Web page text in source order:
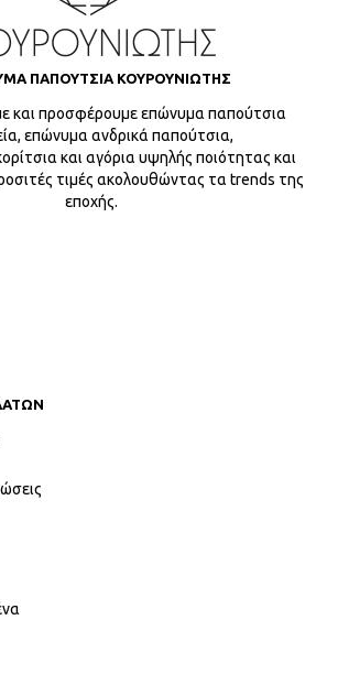
ΠΑΠΟΥΤΣΙΑ ΚΟΥΡΟΥΝΙΩΤΗΣ
και προσφέρουμε επώνυμα παπούτσια
επώνυμα ανδρικά παπούτσια,
και αγόρια υψηλής ποιότητας και
τιμές ακολουθώντας τα trends της
εποχής.